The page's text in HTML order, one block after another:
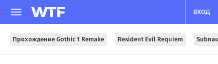
ВХОД
Прохождение Gothic 1 Remake Resident Evil Requiem